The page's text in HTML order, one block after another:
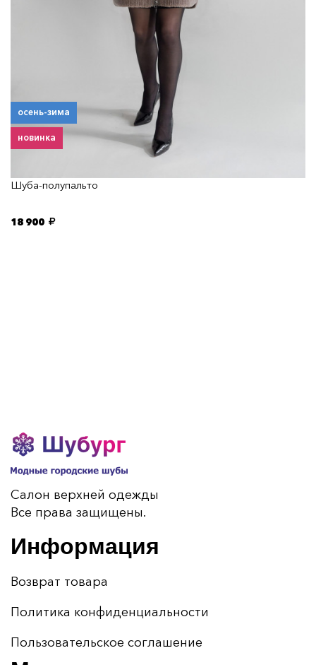
осень-зима
новинка
Шуба-полупальто
18 900
Салон верхней одежды
Все права защищены.
Информация
Возврат товара
Политика конфиденциальности
Пользовательское соглашение